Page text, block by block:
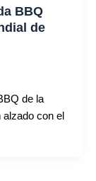
BBQ
de
de la
con el